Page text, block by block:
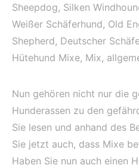
Sheepdog, Silken
Weißer Schäferhund, Old
Shepherd, Deutscher
Hütehund Mixe, Mix,
Nun gehören nicht nur die
Hunderassen zu den
Sie lesen und anhand des
Sie jetzt auch, dass Mixe
Haben Sie nun auch einen